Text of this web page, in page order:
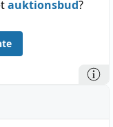
auktionsbud?